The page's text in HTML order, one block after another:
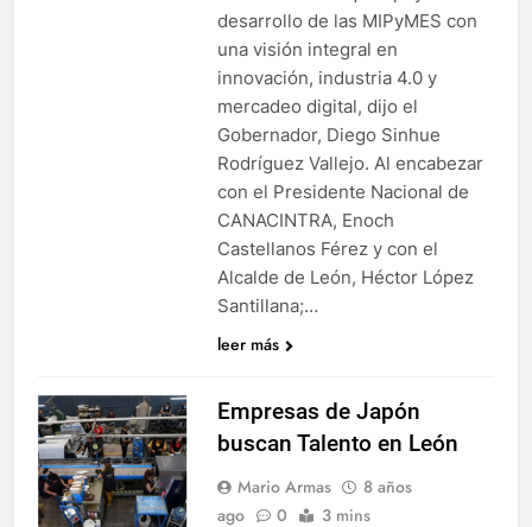
desarrollo de las MIPyMES con
una visión integral en
innovación, industria 4.0 y
mercadeo digital, dijo el
Gobernador, Diego Sinhue
Rodríguez Vallejo. Al encabezar
con el Presidente Nacional de
CANACINTRA, Enoch
Castellanos Férez y con el
Alcalde de León, Héctor López
Santillana;…
leer más
Empresas de Japón
buscan Talento en León
Mario Armas
8 años
ago
0 3 mins